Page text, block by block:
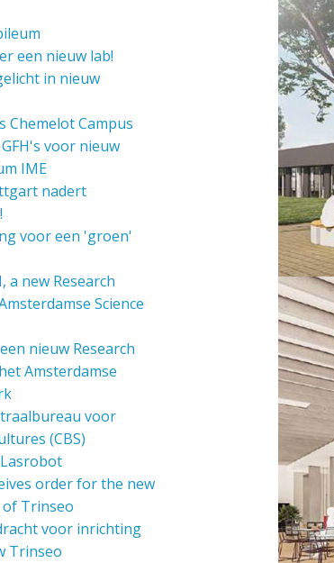
een nieuw lab!
in nieuw
Chemelot Campus
voor nieuw
IME
nadert
voor een 'groen'
a new Research
Science
nieuw Research
Amsterdamse
voor
(CBS)
order for the new
Trinseo
voor inrichting
Trinseo